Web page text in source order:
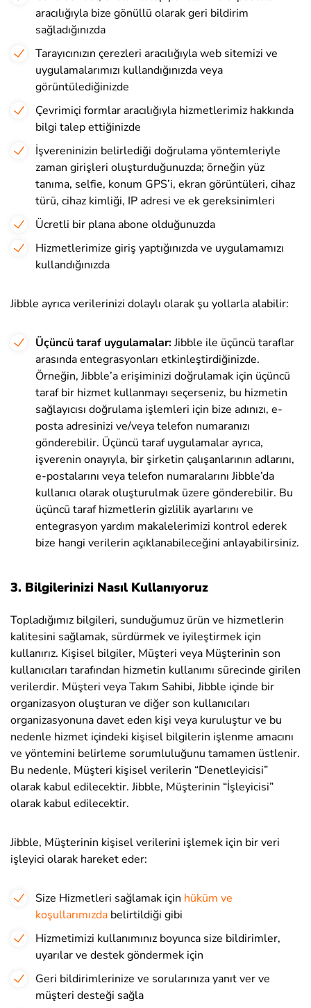
aracılığıyla bize gönüllü olarak geri bildirim
sağladığınızda
Tarayıcınızın çerezleri aracılığıyla web sitemizi ve
uygulamalarımızı kullandığınızda veya
görüntülediğinizde
Çevrimiçi formlar aracılığıyla hizmetlerimiz hakkında
bilgi talep ettiğinizde
İşvereninizin belirlediği doğrulama yöntemleriyle
zaman girişleri oluşturduğunuzda; örneğin yüz
tanıma, selfie, konum GPS’i, ekran görüntüleri, cihaz
türü, cihaz kimliği, IP adresi ve ek gereksinimleri
Ücretli bir plana abone olduğunuzda
Hizmetlerimize giriş yaptığınızda ve uygulamamızı
kullandığınızda
Jibble ayrıca verilerinizi dolaylı olarak şu yollarla alabilir:
Üçüncü taraf uygulamalar:Jibble ile üçüncü taraflar
arasında entegrasyonları etkinleştirdiğinizde.
Örneğin, Jibble’a erişiminizi doğrulamak için üçüncü
taraf bir hizmet kullanmayı seçerseniz, bu hizmetin
sağlayıcısı doğrulama işlemleri için bize adınızı, e-
posta adresinizi ve/veya telefon numaranızı
gönderebilir. Üçüncü taraf uygulamalar ayrıca,
işverenin onayıyla, bir şirketin çalışanlarının adlarını,
e-postalarını veya telefon numaralarını Jibble’da
kullanıcı olarak oluşturulmak üzere gönderebilir. Bu
üçüncü taraf hizmetlerin gizlilik ayarlarını ve
entegrasyon yardım makalelerimizi kontrol ederek
bize hangi verilerin açıklanabileceğini anlayabilirsiniz.
3. Bilgilerinizi Nasıl Kullanıyoruz
Topladığımız bilgileri, sunduğumuz ürün ve hizmetlerin
kalitesini sağlamak, sürdürmek ve iyileştirmek için
kullanırız. Kişisel bilgiler, Müşteri veya Müşterinin son
kullanıcıları tarafından hizmetin kullanımı sürecinde girilen
verilerdir. Müşteri veya Takım Sahibi, Jibble içinde bir
organizasyon oluşturan ve diğer son kullanıcıları
organizasyonuna davet eden kişi veya kuruluştur ve bu
nedenle hizmet içindeki kişisel bilgilerin işlenme amacını
ve yöntemini belirleme sorumluluğunu tamamen üstlenir.
Bu nedenle, Müşteri kişisel verilerin “Denetleyicisi”
olarak kabul edilecektir. Jibble, Müşterinin “İşleyicisi”
olarak kabul edilecektir.
Jibble, Müşterinin kişisel verilerini işlemek için bir veri
işleyici olarak hareket eder:
Size Hizmetleri sağlamak için hüküm ve
koşullarımızda belirtildiği gibi
Hizmetimizi kullanımınız boyunca size bildirimler,
uyarılar ve destek göndermek için
Geri bildirimlerinize ve sorularınıza yanıt ver ve
müşteri desteği sağla